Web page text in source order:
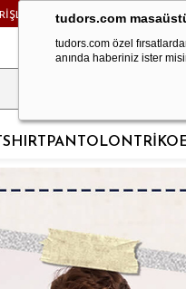
tudors.com
tudors.com özel
anında haberiniz ister
KARGO BEDAVA! -
PANTOLON TRİKO